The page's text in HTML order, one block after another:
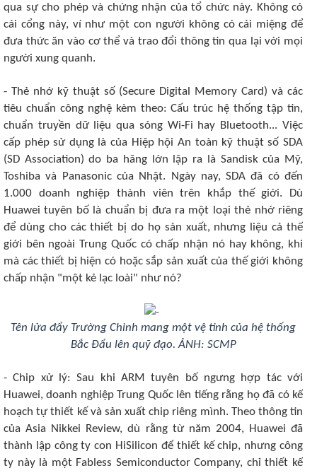
qua sự cho phép và chứng nhận của tổ chức này. Không có
cái cổng này, ví như một con người không có cái miệng để
đưa thức ăn vào cơ thể và trao đổi thông tin qua lại với mọi
người xung quanh.
- Thẻ nhớ kỹ thuật số (Secure Digital Memory Card) và các
tiêu chuẩn công nghệ kèm theo: Cấu trúc hệ thống tập tin,
chuẩn truyền dữ liệu qua sóng Wi-Fi hay Bluetooth... Việc
cấp phép sử dụng là của Hiệp hội An toàn kỹ thuật số SDA
(SD Association) do ba hãng lớn lập ra là Sandisk của Mỹ,
Toshiba và Panasonic của Nhật. Ngày nay, SDA đã có đến
1.000 doanh nghiệp thành viên trên khắp thế giới. Dù
Huawei tuyên bố là chuẩn bị đưa ra một loại thẻ nhớ riêng
để dùng cho các thiết bị do họ sản xuất, nhưng liệu cả thế
giới bên ngoài Trung Quốc có chấp nhận nó hay không, khi
mà các thiết bị hiện có hoặc sắp sản xuất của thế giới không
chấp nhận "một kẻ lạc loài" như nó?
Tên lửa đẩy Trường Chinh mang một vệ tinh của hệ thống
Bắc Đẩu lên quỹ đạo. ẢNH: SCMP
- Chip xử lý: Sau khi ARM tuyên bố ngưng hợp tác với
Huawei, doanh nghiệp Trung Quốc lên tiếng rằng họ đã có kế
hoạch tự thiết kế và sản xuất chip riêng mình. Theo thông tin
của Asia Nikkei Review, dù rằng từ năm 2004, Huawei đã
thành lập công ty con HiSilicon để thiết kế chip, nhưng công
ty này là một Fabless Semiconductor Company, chỉ thiết kế